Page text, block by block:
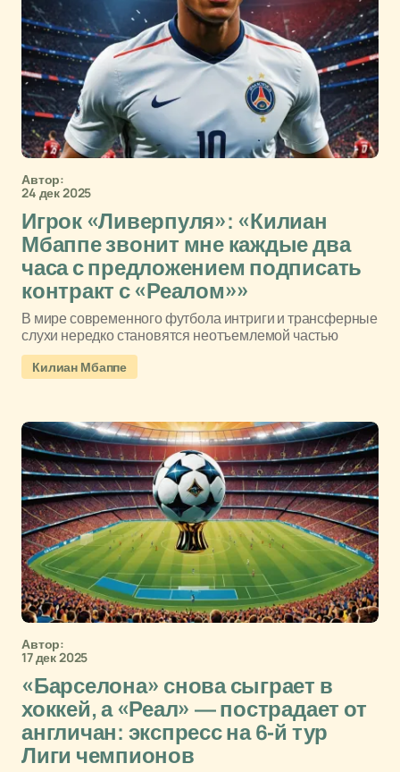
Автор:
24 дек 2025
Игрок «Ливерпуля»: «Килиан
Мбаппе звонит мне каждые два
часа с предложением подписать
контракт с «Реалом»»
В мире современного футбола интриги и трансферные
слухи нередко становятся неотъемлемой частью
Килиан Мбаппе
Автор:
17 дек 2025
«Барселона» снова сыграет в
хоккей, а «Реал» — пострадает от
англичан: экспресс на 6-й тур
Лиги чемпионов